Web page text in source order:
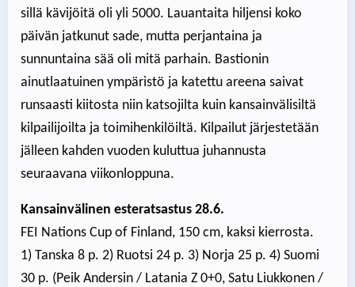
sillä kävijöitä oli yli 5000. Lauantaita hiljensi koko
päivän jatkunut sade, mutta perjantaina ja
sunnuntaina sää oli mitä parhain. Bastionin
ainutlaatuinen ympäristö ja katettu areena saivat
runsaasti kiitosta niin katsojilta kuin kansainvälisiltä
kilpailijoilta ja toimihenkilöiltä. Kilpailut järjestetään
jälleen kahden vuoden kuluttua juhannusta
seuraavana viikonloppuna.
Kansainvälinen esteratsastus 28.6.
FEI Nations Cup of Finland, 150 cm, kaksi kierrosta.
1) Tanska 8 p. 2) Ruotsi 24 p. 3) Norja 25 p. 4) Suomi
30 p. (Peik Andersin / Latania Z 0+0, Satu Liukkonen /